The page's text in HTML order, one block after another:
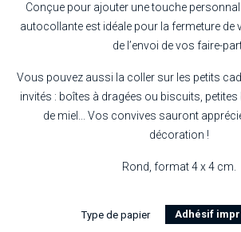
Conçue pour ajouter une touche
autocollante est idéale pour la fermeture de
de l’envoi de vos faire-
Vous pouvez aussi la coller sur les petits
invités : boîtes à dragées ou biscuits,
de miel... Vos convives sauront
décoration !
Rond, format 4 x 4 cm.
Type de papier Adhésif